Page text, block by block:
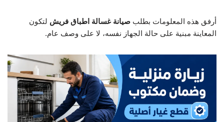
أرفق هذه المعلومات بطلب صيانة غسالة اطباق فريش لتكون
المعاينة مبنية على حالة الجهاز نفسه، لا على وصف عام.